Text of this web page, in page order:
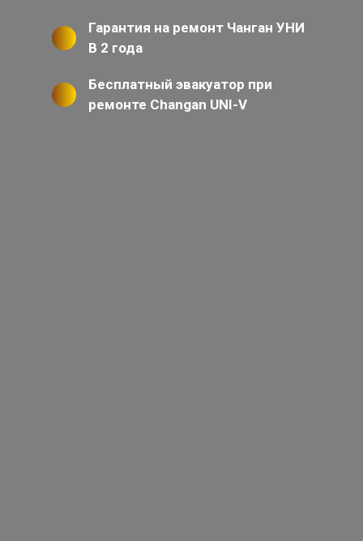
Гарантия на ремонт Чанган УНИ
В 2 года
Бесплатный эвакуатор при
ремонте Changan UNI-V